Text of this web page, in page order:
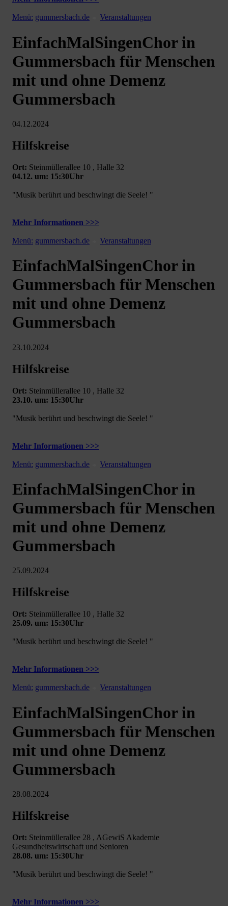
Menü: gummersbach.de Veranstaltungen
EinfachMalSingenChor in
Gummersbach für Menschen
mit und ohne Demenz
Gummersbach
04.12.2024
Hilfskreise
Ort: Steinmüllerallee 10 , Halle 32
04.12. um: 15:30Uhr
"Musik berührt und beschwingt die Seele! "
Mehr Informationen >>>
Menü: gummersbach.de Veranstaltungen
EinfachMalSingenChor in
Gummersbach für Menschen
mit und ohne Demenz
Gummersbach
23.10.2024
Hilfskreise
Ort: Steinmüllerallee 10 , Halle 32
23.10. um: 15:30Uhr
"Musik berührt und beschwingt die Seele! "
Mehr Informationen >>>
Menü: gummersbach.de Veranstaltungen
EinfachMalSingenChor in
Gummersbach für Menschen
mit und ohne Demenz
Gummersbach
25.09.2024
Hilfskreise
Ort: Steinmüllerallee 10 , Halle 32
25.09. um: 15:30Uhr
"Musik berührt und beschwingt die Seele! "
Mehr Informationen >>>
Menü: gummersbach.de Veranstaltungen
EinfachMalSingenChor in
Gummersbach für Menschen
mit und ohne Demenz
Gummersbach
28.08.2024
Hilfskreise
Ort: Steinmüllerallee 28 , AGewiS Akademie
Gesundheitswirtschaft und Senioren
28.08. um: 15:30Uhr
"Musik berührt und beschwingt die Seele! "
Mehr Informationen >>>